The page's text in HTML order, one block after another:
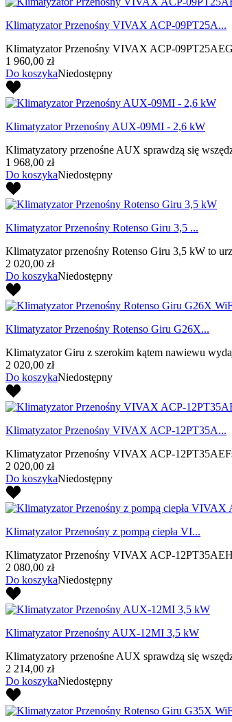
Klimatyzator Przenośny VIVAX ACP-09PT25A...
Klimatyzator Przenośny VIVAX ACP-
1 960,00 zł
Do koszykaNiedostępny
Klimatyzator Przenośny AUX-09MI - 2,6 kW
Klimatyzatory przenośne AUX sprawdzą się
1 968,00 zł
Do koszykaNiedostępny
Klimatyzator Przenośny Rotenso Giru 3,5 ...
Klimatyzator przenośny Rotenso Giru 3,5 kW to
2 020,00 zł
Do koszykaNiedostępny
Klimatyzator Przenośny Rotenso Giru G26X...
Klimatyzator Giru z szerokim kątem nawiewu
2 020,00 zł
Do koszykaNiedostępny
Klimatyzator Przenośny VIVAX ACP-12PT35A...
Klimatyzator Przenośny VIVAX ACP-
2 020,00 zł
Do koszykaNiedostępny
Klimatyzator Przenośny z pompą ciepła VI...
Klimatyzator Przenośny VIVAX ACP-
2 080,00 zł
Do koszykaNiedostępny
Klimatyzator Przenośny AUX-12MI 3,5 kW
Klimatyzatory przenośne AUX sprawdzą się
2 214,00 zł
Do koszykaNiedostępny